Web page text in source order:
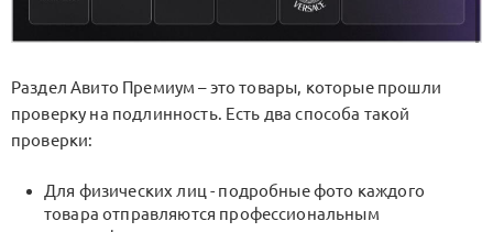
Раздел Авито Премиум – это товары, которые прошли
проверку на подлинность. Есть два способа такой
проверки:
Для физических лиц - подробные фото каждого
товара отправляются профессиональным